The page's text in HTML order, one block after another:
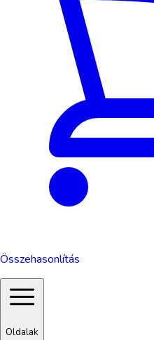
Összehasonlítás
Oldalak